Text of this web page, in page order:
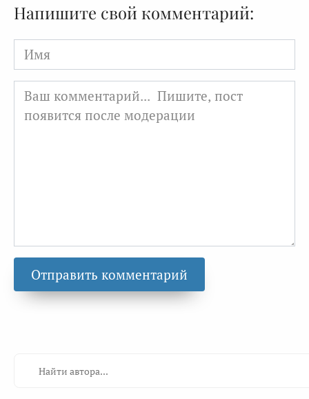
Напишите свой комментарий:
Имя